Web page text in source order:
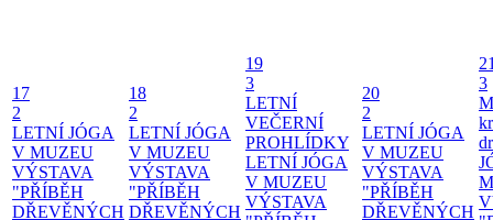
17
2
LETNÍ JÓGA
V MUZEU
VÝSTAVA
"PŘÍBĚH
DŘEVĚNÝCH
18
2
LETNÍ JÓGA
V MUZEU
VÝSTAVA
"PŘÍBĚH
DŘEVĚNÝCH
19
3
LETNÍ
VEČERNÍ
PROHLÍDKY
LETNÍ JÓGA
V MUZEU
VÝSTAVA
20
2
LETNÍ JÓGA
V MUZEU
VÝSTAVA
"PŘÍBĚH
DŘEVĚNÝCH
3